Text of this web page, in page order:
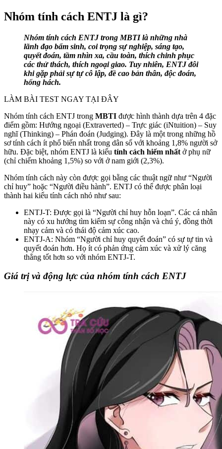
Nhóm tính cách ENTJ là gì?
Nhóm tính cách ENTJ trong MBTI là những nhà
lãnh đạo bẩm sinh, coi trọng sự nghiệp, sáng tạo,
quyết đoán, tầm nhìn xa, cầu toàn, thích chinh phục
các thử thách, thích ngoại giao. Tuy nhiên, ENTJ đôi
khi gặp phải sự tự cô lập, đề cao bản thân, độc đoán,
hống hách.
LÀM BÀI TEST NGAY TẠI ĐÂY
Nhóm tính cách ENTJ trong MBTI được hình thành dựa trên 4 đặc
điểm gồm: Hướng ngoại (Extraverted) – Trực giác (iNtuition) – Suy
nghĩ (Thinking) – Phán đoán (Judging). Đây là một trong những hồ
sơ tính cách ít phổ biến nhất trong dân số với khoảng 1,8% người sở
hữu. Đặc biệt, nhóm ENTJ là kiểu tính cách hiếm nhất ở phụ nữ
(chỉ chiếm khoảng 1,5%) so với ở nam giới (2,3%).
Nhóm tính cách này còn được gọi bằng các thuật ngữ như “Người
chỉ huy” hoặc “Người điều hành”. ENTJ có thể được phân loại
thành hai kiểu tính cách nhỏ như sau:
ENTJ-T: Được gọi là “Người chỉ huy hỗn loạn”. Các cá nhân
này có xu hướng tìm kiếm sự công nhận và chú ý, đồng thời
nhạy cảm và có thái độ cảm xúc cao.
ENTJ-A: Nhóm “Người chỉ huy quyết đoán” có sự tự tin và
quyết đoán hơn. Họ ít có phản ứng cảm xúc và xử lý căng
thẳng tốt hơn so với nhóm ENTJ-T.
Giá trị và động lực của nhóm tính cách ENTJ